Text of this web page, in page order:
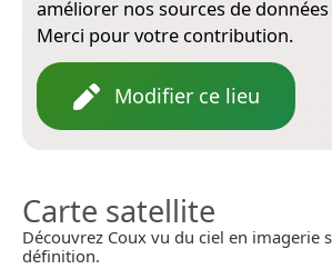
améliorer nos sources de
Merci pour votre contribution.
Modifier ce lieu
Carte satellite
Découvrez Coux vu du ciel en imagerie
définition.